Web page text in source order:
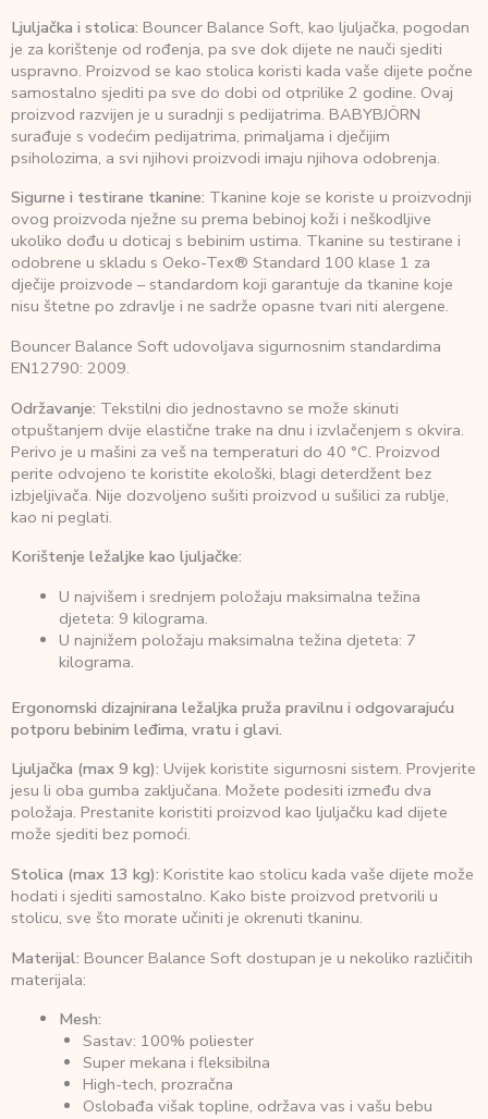
Ljuljačka i stolica: Bouncer Balance Soft, kao ljuljačka, pogodan
je za korištenje od rođenja, pa sve dok dijete ne nauči sjediti
uspravno. Proizvod se kao stolica koristi kada vaše dijete počne
samostalno sjediti pa sve do dobi od otprilike 2 godine. Ovaj
proizvod razvijen je u suradnji s pedijatrima. BABYBJÖRN
surađuje s vodećim pedijatrima, primaljama i dječijim
psiholozima, a svi njihovi proizvodi imaju njihova odobrenja.
Sigurne i testirane tkanine: Tkanine koje se koriste u proizvodnji
ovog proizvoda nježne su prema bebinoj koži i neškodljive
ukoliko dođu u doticaj s bebinim ustima. Tkanine su testirane i
odobrene u skladu s Oeko-Tex® Standard 100 klase 1 za
dječije proizvode – standardom koji garantuje da tkanine koje
nisu štetne po zdravlje i ne sadrže opasne tvari niti alergene.
Bouncer Balance Soft udovoljava sigurnosnim standardima
EN12790: 2009.
Održavanje: Tekstilni dio jednostavno se može skinuti
otpuštanjem dvije elastične trake na dnu i izvlačenjem s okvira.
Perivo je u mašini za veš na temperaturi do 40 °C. Proizvod
perite odvojeno te koristite ekološki, blagi deterdžent bez
izbjeljivača. Nije dozvoljeno sušiti proizvod u sušilici za rublje,
kao ni peglati.
Korištenje ležaljke kao ljuljačke:
U najvišem i srednjem položaju maksimalna težina
djeteta: 9 kilograma.
U najnižem položaju maksimalna težina djeteta: 7
kilograma.
Ergonomski dizajnirana ležaljka pruža pravilnu i odgovarajuću
potporu bebinim leđima, vratu i glavi.
Ljuljačka (max 9 kg): Uvijek koristite sigurnosni sistem. Provjerite
jesu li oba gumba zaključana. Možete podesiti između dva
položaja. Prestanite koristiti proizvod kao ljuljačku kad dijete
može sjediti bez pomoći.
Stolica (max 13 kg): Koristite kao stolicu kada vaše dijete može
hodati i sjediti samostalno. Kako biste proizvod pretvorili u
stolicu, sve što morate učiniti je okrenuti tkaninu.
Materijal: Bouncer Balance Soft dostupan je u nekoliko različitih
materijala:
Mesh:
Sastav: 100% poliester
Super mekana i fleksibilna
High-tech, prozračna
Oslobađa višak topline, održava vas i vašu bebu